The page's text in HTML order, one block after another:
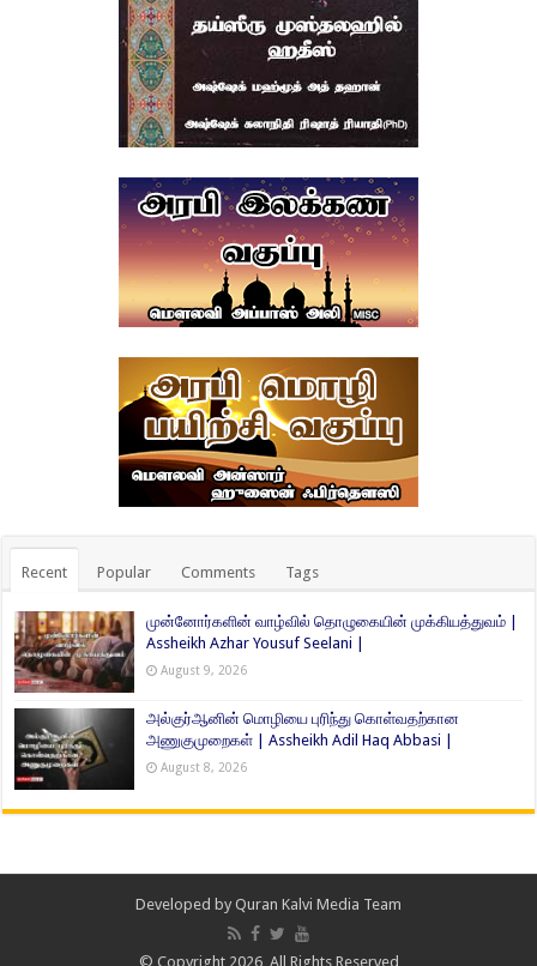
Recent Popular Comments Tags
முன்னோர்களின் வாழ்வில் தொழுகையின் முக்கியத்துவம் |
Assheikh Azhar Yousuf Seelani |
August 9, 2026
அல்குர்ஆனின் மொழியை புரிந்து கொள்வதற்கான
அணுகுமுறைகள் | Assheikh Adil Haq Abbasi |
August 8, 2026
Developed by Quran Kalvi Media Team
© Copyright 2026, All Rights Reserved